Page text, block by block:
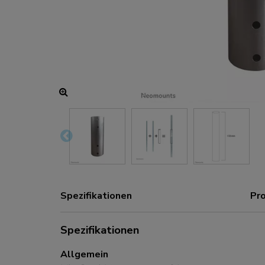
Spezifikationen
Spezifikationen
Allgemein